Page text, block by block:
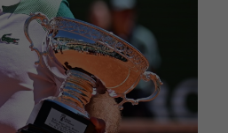
Einstellungen, falls der
dies eingestellt hat.